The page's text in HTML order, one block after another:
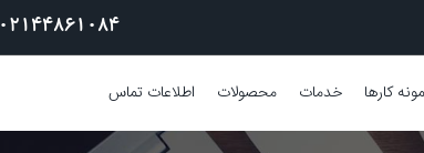
02144861084
کارها خدمات محصولات اطلاعات تماس